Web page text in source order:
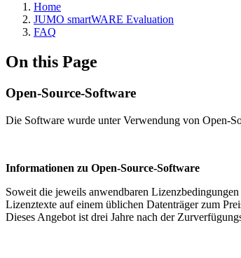
Home
JUMO smartWARE Evaluation
FAQ
On this Page
Open-Source-Software
Die Software wurde unter Verwendung von Open-
Informationen zu Open-Source-Software
Soweit die jeweils anwendbaren
Lizenztexte auf einem üblichen Datenträger zum
Dieses Angebot ist drei Jahre nach der